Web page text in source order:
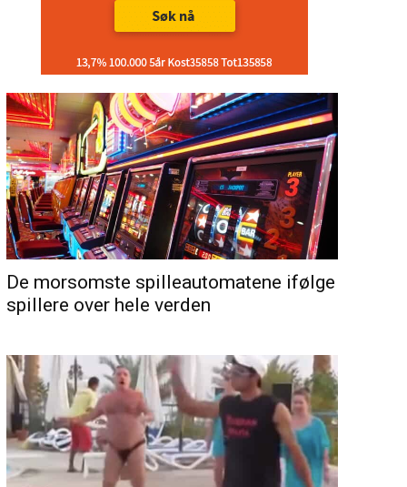
De morsomste spilleautomatene ifølge
spillere over hele verden